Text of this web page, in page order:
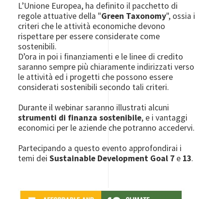
L’Unione Europea, ha definito il pacchetto di
regole attuative della "Green Taxonomy", ossia i
criteri che le attività economiche devono
rispettare per essere considerate come
sostenibili.
D’ora in poi i finanziamenti e le linee di credito
saranno sempre più chiaramente indirizzati verso
le attività ed i progetti che possono essere
considerati sostenibili secondo tali criteri.
Durante il webinar saranno illustrati alcuni
strumenti di finanza sostenibile, e i vantaggi
economici per le aziende che potranno accedervi.
Partecipando a questo evento approfondirai i
temi deiSustainable Development Goal 7 e 13.
Image